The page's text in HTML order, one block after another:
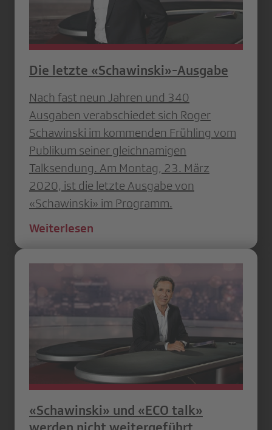
Die letzte «Schawinski»-Ausgabe
Nach fast neun Jahren und 340
Ausgaben verabschiedet sich Roger
Schawinski im kommenden Frühling vom
Publikum seiner gleichnamigen
Talksendung. Am Montag, 23. März
2020, ist die letzte Ausgabe von
«Schawinski» im Programm.
Weiterlesen
«Schawinski» und «ECO talk»